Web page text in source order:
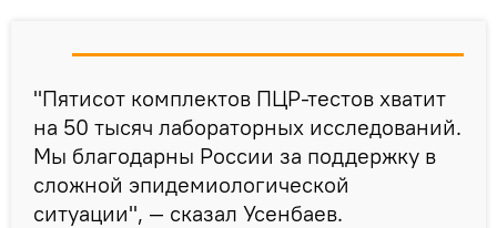
"Пятисот комплектов ПЦР-тестов хватит
на 50 тысяч лабораторных исследований.
Мы благодарны России за поддержку в
сложной эпидемиологической
ситуации", — сказал Усенбаев.